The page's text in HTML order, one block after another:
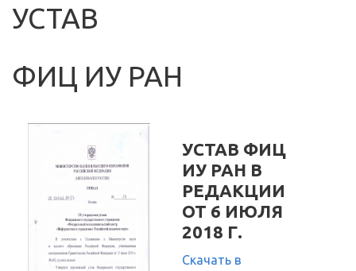
УСТАВ
ФИЦ ИУ РАН
УСТАВ ФИЦ
ИУ РАН В
РЕДАКЦИИ
ОТ 6 ИЮЛЯ
2018 Г.
Скачать в